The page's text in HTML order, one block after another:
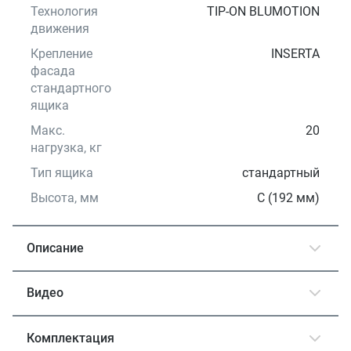
Технология
движения
TIP-ON BLUMOTION
Крепление
фасада
стандартного
ящика
INSERTA
Макс.
нагрузка, кг
20
Тип ящика
стандартный
Высота, мм
С (192 мм)
Описание
Видео
Комплектация